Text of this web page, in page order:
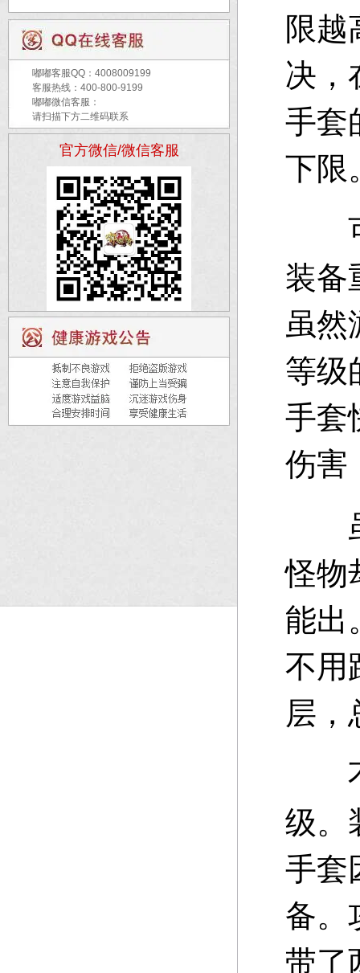
嘟嘟客服QQ： 4008009199
客服热线：400-800-9199
嘟嘟微信客服：
请扫描下方二维码联系
官方微信/微信客服
限越
决，
手套
下限
可
装备
虽然
等级
手套
伤害
虽
怪物
能出
不用
层，
不
级。
手套
备。
带了